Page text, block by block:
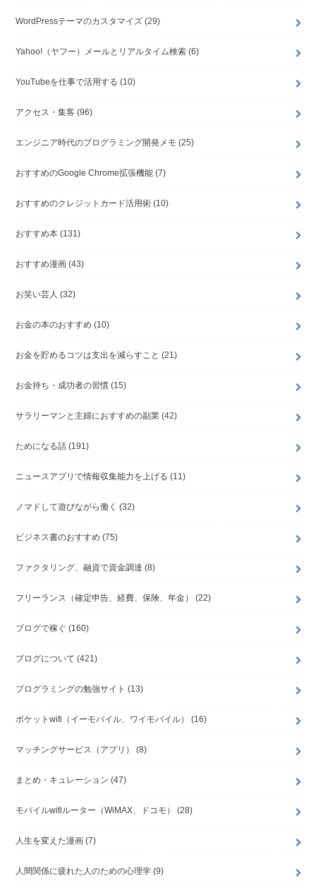
WordPressテーマのカスタマイズ (29)
Yahoo!（ヤフー）メールとリアルタイム検索 (6)
YouTubeを仕事で活用する (10)
アクセス・集客 (96)
エンジニア時代のプログラミング開発メモ (25)
おすすめのGoogle Chrome拡張機能 (7)
おすすめのクレジットカード活用術 (10)
おすすめ本 (131)
おすすめ漫画 (43)
お笑い芸人 (32)
お金の本のおすすめ (10)
お金を貯めるコツは支出を減らすこと (21)
お金持ち・成功者の習慣 (15)
サラリーマンと主婦におすすめの副業 (42)
ためになる話 (191)
ニュースアプリで情報収集能力を上げる (11)
ノマドして遊びながら働く (32)
ビジネス書のおすすめ (75)
ファクタリング、融資で資金調達 (8)
フリーランス（確定申告、経費、保険、年金） (22)
ブログで稼ぐ (160)
ブログについて (421)
プログラミングの勉強サイト (13)
ポケットwifi（イーモバイル、ワイモバイル） (16)
マッチングサービス（アプリ） (8)
まとめ・キュレーション (47)
モバイルwifiルーター（WiMAX、ドコモ） (28)
人生を変えた漫画 (7)
人間関係に疲れた人のための心理学 (9)